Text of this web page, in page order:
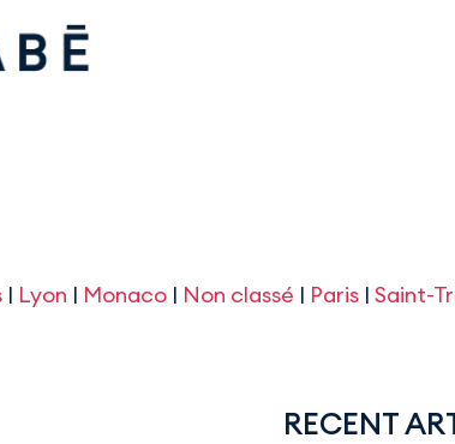
| Lyon | Monaco | Non classé | Paris | Saint-
RECENT